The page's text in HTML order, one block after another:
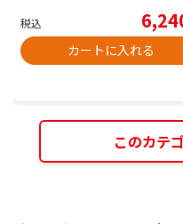
税込
カートに入れる
このカテ